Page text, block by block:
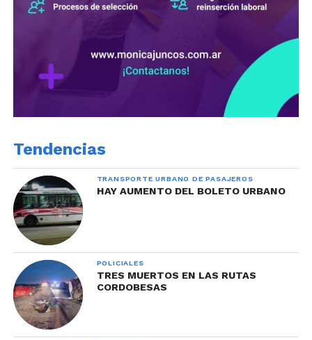
Tendencias
TRANSPORTE URBANO DE PASAJEROS
HAY AUMENTO DEL BOLETO URBANO
POLICIALES
TRES MUERTOS EN LAS RUTAS
CORDOBESAS